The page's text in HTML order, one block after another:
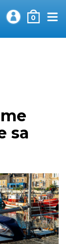
0
sa